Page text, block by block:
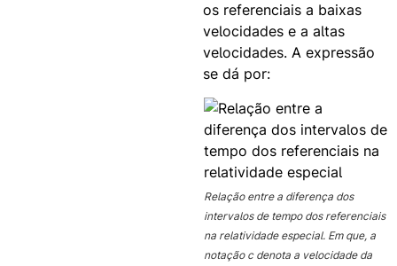
os referenciais a baixas
velocidades e a altas
velocidades. A expressão
se dá por:
Relação entre a diferença dos
intervalos de tempo dos referenciais
na relatividade especial. Em que, a
notação c denota a velocidade da